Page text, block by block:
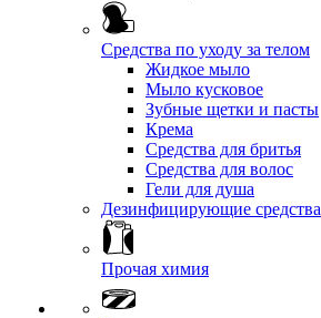
Средства по уходу за телом
Жидкое мыло
Мыло кусковое
Зубные щетки и пасты
Крема
Средства для бритья
Средства для волос
Гели для душа
Дезинфицирующие средства
Прочая химия